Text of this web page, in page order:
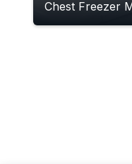
Chest Freezer